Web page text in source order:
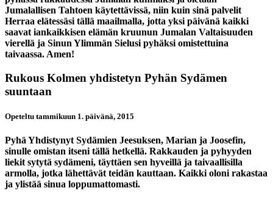
Jumalallisen Tahtoen käytettävissä, niin kuin sinä palvelit
Herraa elätessäsi tällä maailmalla, jotta yksi päivänä kaikki
saavat iankaikkisen elämän kruunun Jumalan Valtaisuuden
vierellä ja Sinun Ylimmän Sielusi pyhäksi omistettuina
taivaassa. Amen!
Rukous Kolmen yhdistetyn Pyhän Sydämen
suuntaan
Opeteltu tammikuun 1. päivänä, 2015
Pyhä Yhdistynyt Sydämien Jeesuksen, Marian ja Joosefin,
sinulle omistan itseni tällä hetkellä. Rakkauden ja pyhyyden
liekit sytytä sydämeni, täyttäen sen hyveillä ja taivaallisilla
armolla, jotka lähettävät teidän kauttaan. Kaikki oloni rakastaa
ja ylistää sinua loppumattomasti.